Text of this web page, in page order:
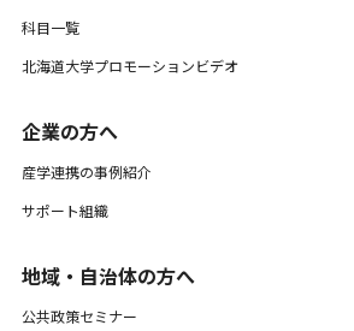
科目一覧
北海道大学プロモーションビデオ
企業の方へ
産学連携の事例紹介
サポート組織
地域・自治体の方へ
公共政策セミナー